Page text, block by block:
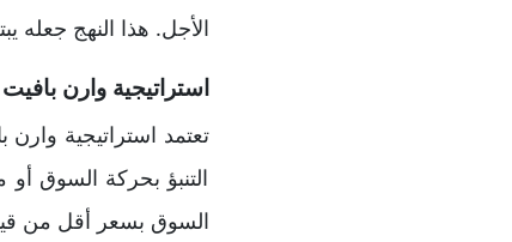
الأجل. هذا النهج جعله
استراتيجية وارن
التنبؤ بحركة السوق
السوق بسعر أقل من